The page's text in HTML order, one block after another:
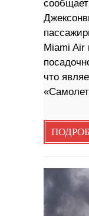
Miami Air
что